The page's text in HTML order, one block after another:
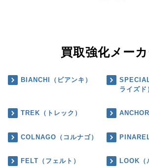
買取強化メー
BIANCHI（ビアンキ）
ライズド
TREK（トレック）
COLNAGO（コルナゴ）
FELT（フェルト） LOOK（